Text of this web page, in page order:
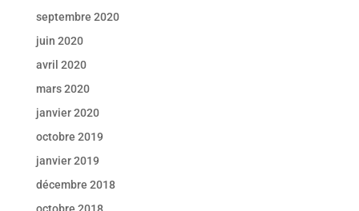
septembre 2020
juin 2020
avril 2020
mars 2020
janvier 2020
octobre 2019
janvier 2019
décembre 2018
octobre 2018